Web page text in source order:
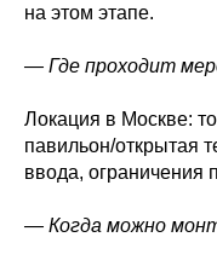
на этом этапе.
— Где проходит
Локация в Москве:
павильон/открытая
ввода, ограничения
— Когда можно